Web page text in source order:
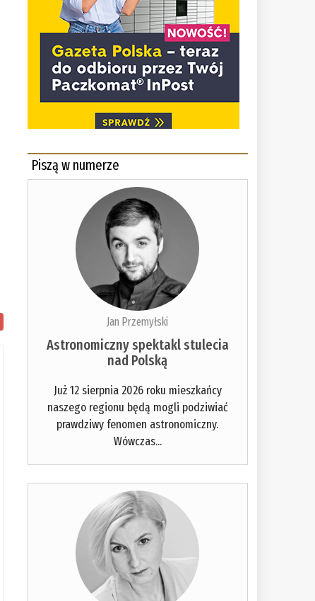
Piszą w numerze
Jan Przemyłski
Astronomiczny spektakl stulecia
nad Polską
Już 12 sierpnia 2026 roku mieszkańcy
naszego regionu będą mogli podziwiać
prawdziwy fenomen astronomiczny.
Wówczas...